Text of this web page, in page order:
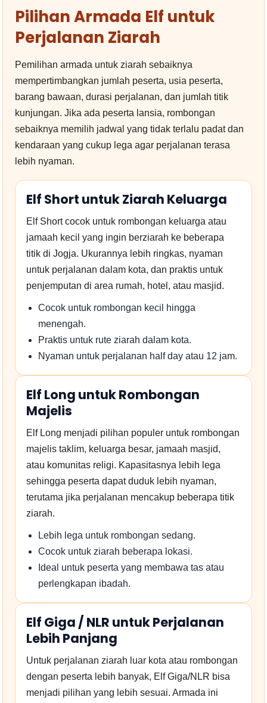
Pilihan Armada Elf untuk
Perjalanan Ziarah
Pemilihan armada untuk ziarah sebaiknya
mempertimbangkan jumlah peserta, usia peserta,
barang bawaan, durasi perjalanan, dan jumlah titik
kunjungan. Jika ada peserta lansia, rombongan
sebaiknya memilih jadwal yang tidak terlalu padat dan
kendaraan yang cukup lega agar perjalanan terasa
lebih nyaman.
Elf Short untuk Ziarah Keluarga
Elf Short cocok untuk rombongan keluarga atau
jamaah kecil yang ingin berziarah ke beberapa
titik di Jogja. Ukurannya lebih ringkas, nyaman
untuk perjalanan dalam kota, dan praktis untuk
penjemputan di area rumah, hotel, atau masjid.
Cocok untuk rombongan kecil hingga
menengah.
Praktis untuk rute ziarah dalam kota.
Nyaman untuk perjalanan half day atau 12 jam.
Elf Long untuk Rombongan
Majelis
Elf Long menjadi pilihan populer untuk rombongan
majelis taklim, keluarga besar, jamaah masjid,
atau komunitas religi. Kapasitasnya lebih lega
sehingga peserta dapat duduk lebih nyaman,
terutama jika perjalanan mencakup beberapa titik
ziarah.
Lebih lega untuk rombongan sedang.
Cocok untuk ziarah beberapa lokasi.
Ideal untuk peserta yang membawa tas atau
perlengkapan ibadah.
Elf Giga / NLR untuk Perjalanan
Lebih Panjang
Untuk perjalanan ziarah luar kota atau rombongan
dengan peserta lebih banyak, Elf Giga/NLR bisa
menjadi pilihan yang lebih sesuai. Armada ini